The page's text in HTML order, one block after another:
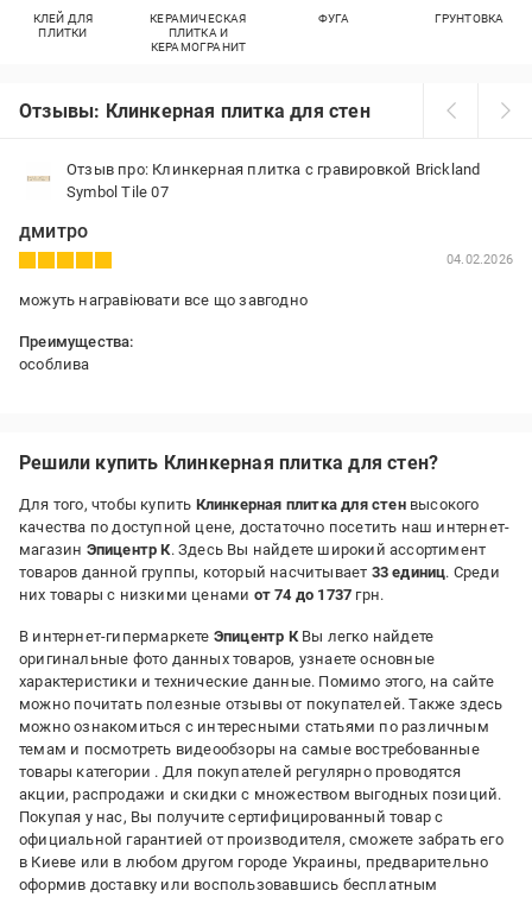
КЛЕЙ ДЛЯ
ПЛИТКИ
КЕРАМИЧЕСКАЯ
ПЛИТКА И
КЕРАМОГРАНИТ
ФУГА ГРУНТОВКА
Отзывы: Клинкерная плитка для стен
Отзыв про: Клинкерная плитка с гравировкой Brickland
Symbol Tile 07
дмитро
04.02.2026
можуть награвіювати все що завгодно
Преимущества:
особлива
Решили купить Клинкерная плитка для стен?
Для того, чтобы купить Клинкерная плитка для стенвысокого
качества по доступной цене, достаточно посетить наш интернет-
магазин Эпицентр К. Здесь Вы найдете широкий ассортимент
товаров данной группы, который насчитывает 33 единиц. Среди
них товары с низкими ценами от 74 до 1737 грн.
В интернет-гипермаркете Эпицентр КВы легко найдете
оригинальные фото данных товаров, узнаете основные
характеристики и технические данные. Помимо этого, на сайте
можно почитать полезные отзывы от покупателей. Также здесь
можно ознакомиться с интересными статьями по различным
темам и посмотреть видеообзоры на самые востребованные
товары категории . Для покупателей регулярно проводятся
акции, распродажи и скидки с множеством выгодных позиций.
Покупая у нас, Вы получите сертифицированный товар с
официальной гарантией от производителя, сможете забрать его
в Киеве или в любом другом городе Украины, предварительно
оформив доставку или воспользовавшись бесплатным